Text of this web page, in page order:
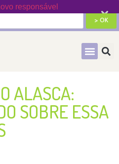
24H
ALASCA:
SOBRE ESSA